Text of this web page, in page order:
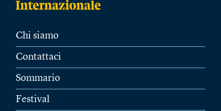
Chi siamo
Contattaci
Sommario
Festival